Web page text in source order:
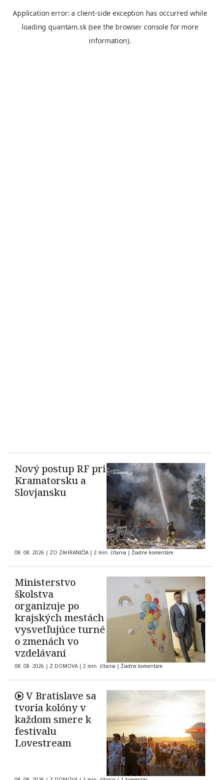
Nový postup RF pri
Kramatorsku a
Slovjansku
08. 08. 2026 | ZO ZAHRANIČIA | 2 min. čítania | Žiadne komentáre
Ministerstvo
školstva
organizuje po
krajských mestách
vysvetľujúce turné
o zmenách vo
vzdelávaní
08. 08. 2026 | Z DOMOVA | 2 min. čítania | Žiadne komentáre
V Bratislave sa
tvoria kolóny v
každom smere k
festivalu
Lovestream